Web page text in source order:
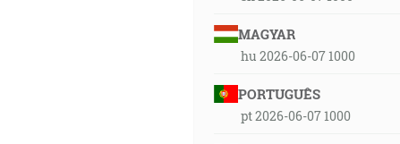
MAGYAR
hu 2026-06-07 1000
PORTUGUÊS
pt 2026-06-07 1000